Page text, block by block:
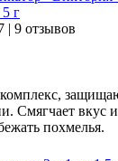
г
| 9 отзывов
Смягчает вкус
похмелья.